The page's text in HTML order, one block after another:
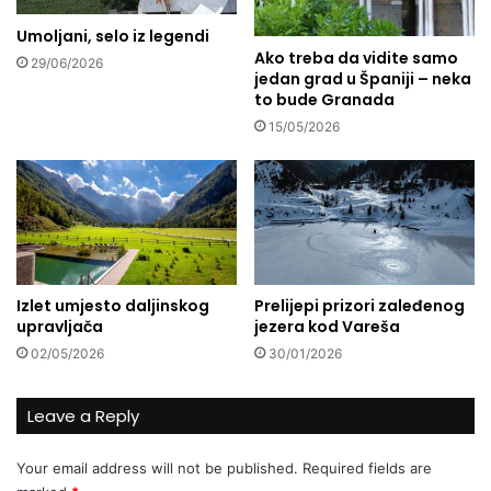
a
r
c
a
u
s
v
a
k
o
d
n
v
m
v
a
n
.
g
o
d
i
š
n
j
i
e
l
Umoljani, selo iz legendi
29/06/2026
Ako treba da vidite samo
jedan grad u Španiji – neka
to bude Granada
15/05/2026
Izlet umjesto daljinskog
upravljača
02/05/2026
Prelijepi prizori zaleđenog
jezera kod Vareša
30/01/2026
Leave a Reply
Your email address will not be published. Required fields are